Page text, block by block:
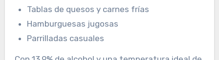
Tablas de quesos y carnes frías
Hamburguesas jugosas
Parrilladas casuales